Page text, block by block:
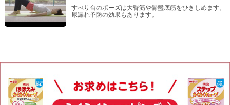
すべり台のポーズは大臀筋や骨盤底筋をひきしめます。
尿漏れ予防の効果もあります。